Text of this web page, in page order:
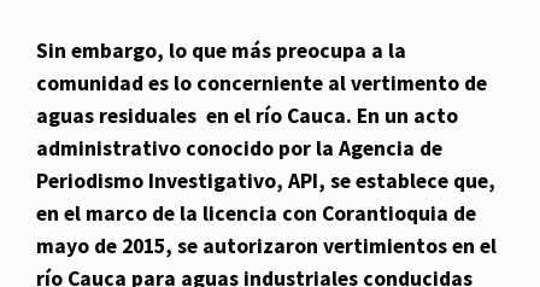
Sin embargo, lo que más preocupa a la
comunidad es lo concerniente al vertimento de
aguas residuales en el río Cauca. En un acto
administrativo conocido por la Agencia de
Periodismo Investigativo, API, se establece que,
en el marco de la licencia con Corantioquia de
mayo de 2015, se autorizaron vertimientos en el
río Cauca para aguas industriales conducidas